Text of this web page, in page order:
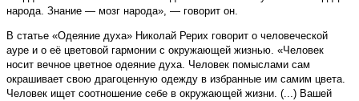
народа. Знание — мозг народа», — говорит он.
В статье «Одеяние духа» Николай Рерих говорит о человеческой
ауре и о её цветовой гармонии с окружающей жизнью. «Человек
носит вечное цветное одеяние духа. Человек помыслами сам
окрашивает свою драгоценную одежду в избранные им самим цвета.
Человек ищет соотношение себе в окружающей жизни. (...) Вашей